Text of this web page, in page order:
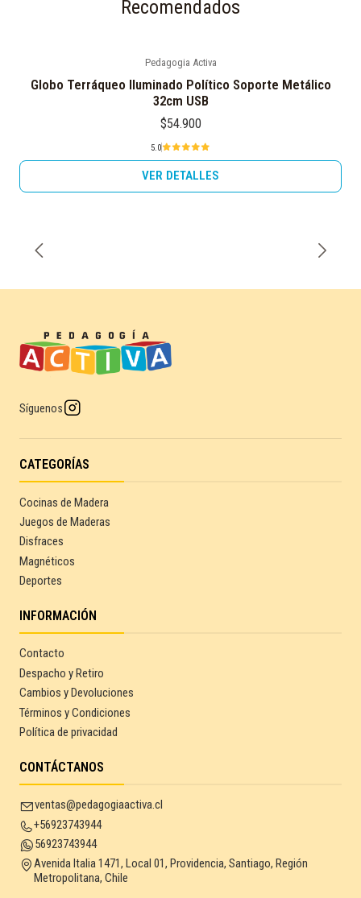
Recomendados
Pedagogia Activa
Globo Terráqueo Iluminado Político Soporte Metálico
32cm USB
$54.900
5.0
VER DETALLES
Síguenos
CATEGORÍAS
Cocinas de Madera
Juegos de Maderas
Disfraces
Magnéticos
Deportes
INFORMACIÓN
Contacto
Despacho y Retiro
Cambios y Devoluciones
Términos y Condiciones
Política de privacidad
CONTÁCTANOS
ventas@pedagogiaactiva.cl
+56923743944
56923743944
Avenida Italia 1471, Local 01, Providencia, Santiago, Región
Metropolitana, Chile